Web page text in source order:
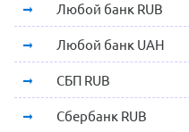
Любой банк RUB
Любой банк UAH
СБП RUB
Сбербанк RUB